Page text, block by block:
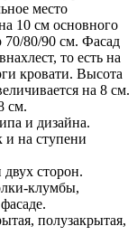
место
10 см основного
70/80/90 см. Фасад
то есть на
кровати. Высота
на 8 см.
см.
и дизайна.
и на ступени
сторон.
клумбы,
полузакрытая,